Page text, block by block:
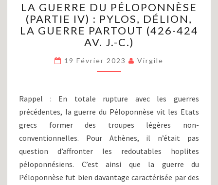
GUERRE
DU
PÉLOPONNÈSE
(PARTIE
:
PYLOS,
GUERRE
PARTOUT
(426-
424
J.-
C.)
LA GUERRE DU PÉLOPONNÈSE
(PARTIE IV) : PYLOS, DÉLION,
LA GUERRE PARTOUT (426-424
AV. J.-C.)
19 Février 2023 Virgile
Rappel : En totale rupture avec les guerres
précédentes, la guerre du Péloponnèse vit les Etats
grecs former des troupes légères non-
conventionnelles. Pour Athènes, il n’était pas
question d’affronter les redoutables hoplites
péloponnésiens. C’est ainsi que la guerre du
Péloponnèse fut bien davantage caractérisée par des